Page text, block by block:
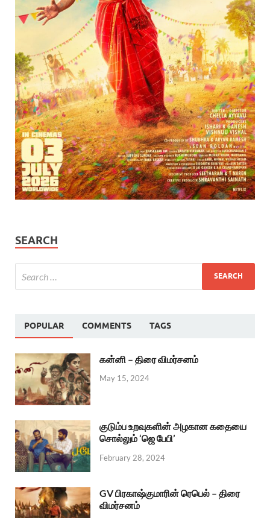
SEARCH
POPULAR COMMENTS TAGS
கன்னி – திரை விமர்சனம்
May 15, 2024
குடும்ப உறவுகளின் அழகான கதையை
சொல்லும் ‘ஜெ பேபி’
February 28, 2024
GV பிரகாஷ்குமாரின் ரெபெல் – திரை
விமர்சனம்